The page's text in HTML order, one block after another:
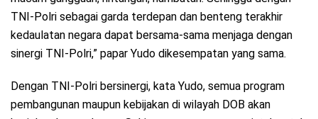
TNI-Polri sebagai garda terdepan dan benteng terakhir
kedaulatan negara dapat bersama-sama menjaga dengan
sinergi TNI-Polri,” papar Yudo dikesempatan yang sama.
Dengan TNI-Polri bersinergi, kata Yudo, semua program
pembangunan maupun kebijakan di wilayah DOB akan